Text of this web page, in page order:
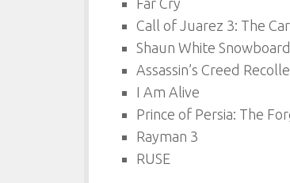
Far Cry
Call of Juarez 3: The
Shaun White Snowboard
Assassin’s Creed
I Am Alive
Prince of Persia: The
Rayman 3
RUSE